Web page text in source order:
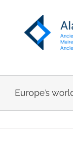
Europe’s